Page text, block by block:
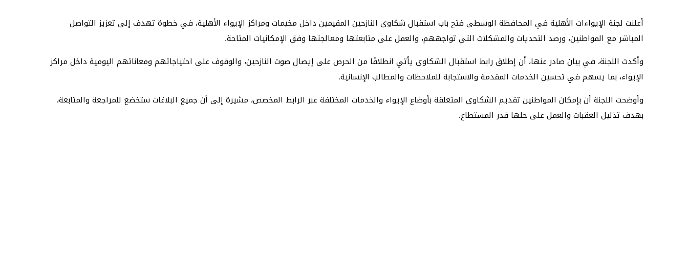
أعلنت لجنة الإيواءات الأهلية في المحافظة الوسطى فتح باب استقبال شكاوى النازحين المقيمين داخل مخيمات ومراكز الإيواء الأهلية، في خطوة تهدف إلى تعزيز التواصل
المباشر مع المواطنين، ورصد التحديات والمشكلات التي تواجههم، والعمل على متابعتها ومعالجتها وفق الإمكانيات المتاحة.
وأكدت اللجنة، في بيان صادر عنها، أن إطلاق رابط استقبال الشكاوى يأتي انطلاقًا من الحرص على إيصال صوت النازحين، والوقوف على احتياجاتهم ومعاناتهم اليومية داخل مراكز
الإيواء، بما يسهم في تحسين الخدمات المقدمة والاستجابة للملاحظات والمطالب الإنسانية.
وأوضحت اللجنة أن بإمكان المواطنين تقديم الشكاوى المتعلقة بأوضاع الإيواء والخدمات المختلفة عبر الرابط المخصص، مشيرة إلى أن جميع البلاغات ستخضع للمراجعة والمتابعة،
بهدف تذليل العقبات والعمل على حلها قدر المستطاع.